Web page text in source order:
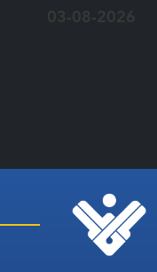
03-08-2026